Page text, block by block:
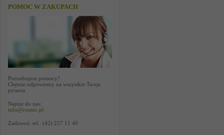
POMOC W ZAKUPACH
Potrzebujesz pomocy?
Chętnie odpowiemy na wszystkie Twoje
pytania.
Napisz do nas:
info@contec.pl
Zadzwoń: tel.: (42) 227 11 40